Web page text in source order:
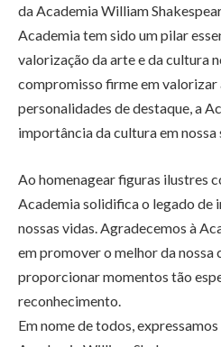
da Academia William
Academia tem sido um pilar
valorização da arte e da cultura
compromisso firme em valorizar
personalidades de destaque, a
importância da cultura em nossa
Ao homenagear figuras ilustres
Academia solidifica o legado de
nossas vidas. Agradecemos à
em promover o melhor da nossa
proporcionar momentos tão
reconhecimento.
Em nome de todos,